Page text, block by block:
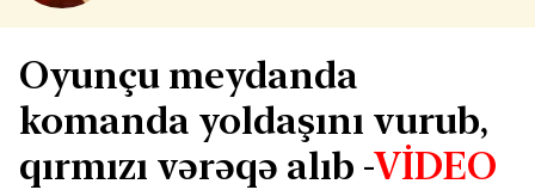
Oyunçu meydanda
komanda yoldaşını vurub,
qırmızı vərəqə alıb -VİDEO